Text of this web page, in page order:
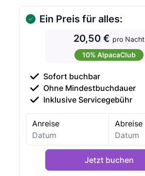
Ein Preis für alles:
20,50 € pro Nacht
10% AlpacaClub
Sofort buchbar
Ohne Mindestbuchdauer
Inklusive Servicegebühr
Anreise Abreise
Jetzt buchen